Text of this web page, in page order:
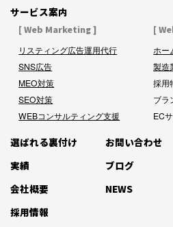
サービス案内
[ Web Marketing ]
リスティング広告運用代行
SNS広告
MEO対策
SEO対策
WEBコンサルティング支援
[
ホー
製造
採用
ブラ
EC
選ばれる裏付け
実績
会社概要
採用情報
お問い合わせ
ブログ
NEWS